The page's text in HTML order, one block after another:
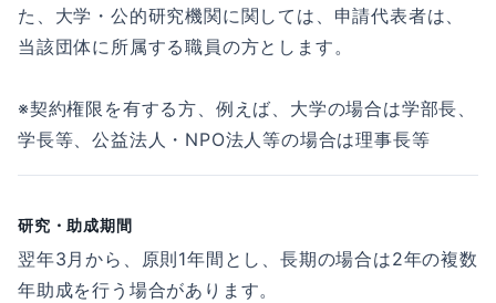
た、大学・公的研究機関に関しては、申請代表者は、
当該団体に所属する職員の方とします。
※契約権限を有する方、例えば、大学の場合は学部長、
学長等、公益法人・NPO法人等の場合は理事長等
研究・助成期間
翌年3月から、原則1年間とし、長期の場合は2年の複数
年助成を行う場合があります。